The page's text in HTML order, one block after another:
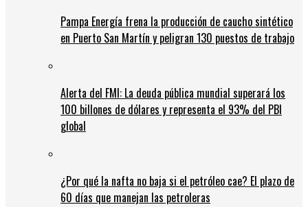
Pampa Energía frena la producción de caucho sintético
en Puerto San Martín y peligran 130 puestos de trabajo
Alerta del FMI: La deuda pública mundial superará los
100 billones de dólares y representa el 93% del PBI
global
¿Por qué la nafta no baja si el petróleo cae? El plazo de
60 días que manejan las petroleras